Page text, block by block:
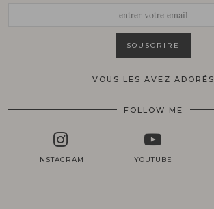
VOUS LES AVEZ ADORÉS
FOLLOW ME
INSTAGRAM YOUTUBE